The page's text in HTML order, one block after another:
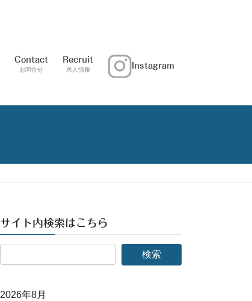
Contact
お問合せ
Recruit
求人情報 Instagram
サイト内検索はこちら
2026年8月